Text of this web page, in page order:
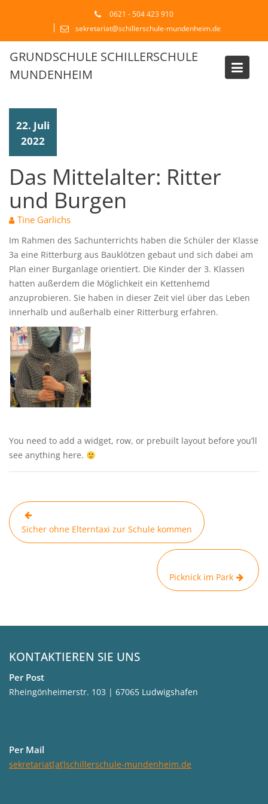
0621 - 504 423 910
sekretariat@schillerschule-mundenheim.de
GRUNDSCHULE SCHILLERSCHULE
MUNDENHEIM
22. Juli
2022
Das Mittelalter: Ritter
und Burgen
Tine Garlichs
Im Rahmen des Sachunterrichts haben die Schüler der Klasse
3a eine Ritterburg aus Bauklötzen gebaut und sich dabei am
Plan einer Burganlage orientiert. Die Kinder der 3. Klassen
hatten außerdem die Möglichkeit ein Kettenhemd
anzuprobieren. Sie haben in dieser Zeit viel über das Leben
innerhalb und außerhalb einer Ritterburg erfahren.
You need to add a widget, row, or prebuilt layout before you’ll
see anything here.
Beitragsnavigation
Sicher ohne Elterntaxi zur Schule kommen
Picknick im Park
KONTAKTIEREN SIE UNS
Per Post
Rheingönheimerstr. 103 | 67065 Ludwigshafen
Per Mail
sekretariat[at]schillerschule-mundenheim.de